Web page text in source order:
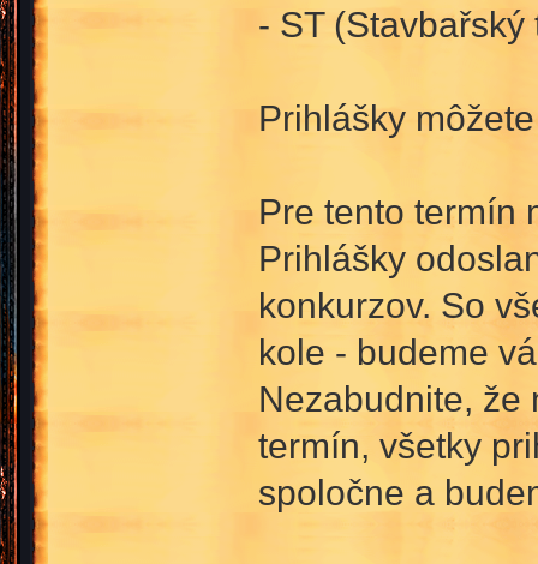
- ST (Stavbařský
Prihlášky
Pre tento termín
Prihlášky
konkurzov. So
kole - budeme
Nezabudnite, že
termín, všetky
spoločne a